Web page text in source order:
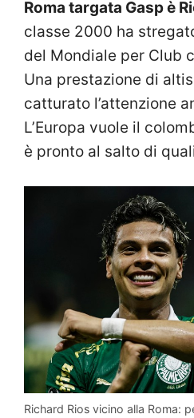
Roma targata Gasp è
classe 2000 ha
del Mondiale per Club
Una prestazione di
catturato l’attenzione
L’Europa vuole il
è pronto al salto di
Richard Rios vicino alla Roma: